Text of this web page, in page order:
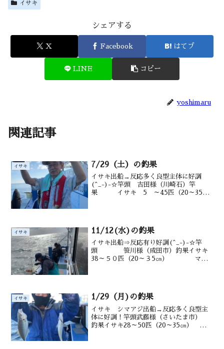
イサキ
シェアする
X Facebook はてブ
LINE コピー
yoshimaru
関連記事
イサキ 7/29（土）の釣果
イサキ出船→反応多く良型主体に好調
(^_-)-☆竿頭 吉田様（川崎石）竿
果 イサキ 5 ～45匹（20～35
イサキ 11/12(水)の釣果
イサキ出船⇒反応有り好調(^_-)-☆竿
頭 笹川様（成田市）釣果イサキ
38～５０匹（20～３5㎝） マダ
イサキ 1/29（月)の釣果
イサキ シマアジ出船→反応多く良型主
体に好調！竿頭武藤様（さいたま市）
釣果イサキ28～50匹（20～35㎝） シマ